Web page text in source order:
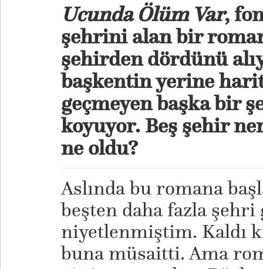
Ucunda Ölüm Var,
şehrini alan bir
şehirden dördünü
başkentin yerine
geçmeyen başka bir
koyuyor. Beş şehir
ne oldu?
Aslında bu romana
beşten daha fazla
niyetlenmiştim. Kaldı
buna müsaitti. Ama